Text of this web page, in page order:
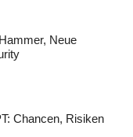
Neue
Chancen, Risiken